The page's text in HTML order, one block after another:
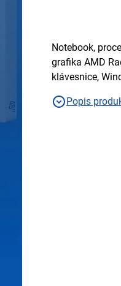
Notebook,
grafika AMD
klávesnice,
Popis